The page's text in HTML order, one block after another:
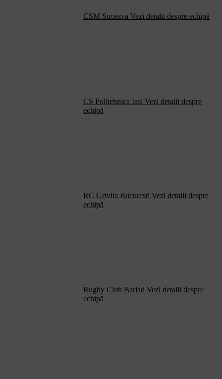
CSM Suceava Vezi detalii despre echipă
CS Politehnica Iasi Vezi detalii despre
echipă
RC Grivita Bucuresti Vezi detalii despre
echipă
Rugby Club Barlad Vezi detalii despre
echipă